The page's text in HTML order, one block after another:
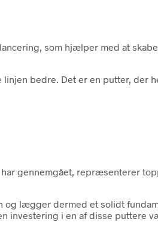
som hjælper med at
bedre. Det er en putter, der
gennemgået, repræsenterer
lægger dermed et solidt
investering i en af disse puttere